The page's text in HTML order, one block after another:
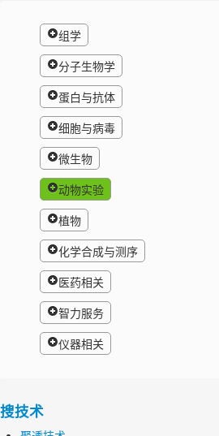
组学
分子生物学
蛋白与抗体
细胞与病毒
微生物
动物实验
植物
化学合成与测序
医药相关
智力服务
仪器相关
搜技术